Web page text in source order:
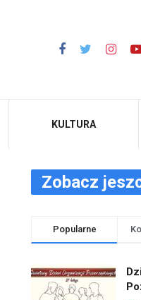
KULTURA
Zobacz
Popularne